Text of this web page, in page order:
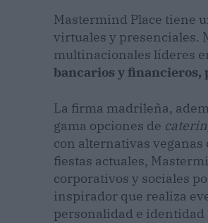
Mastermind Place tiene
virtuales y presenciales.
multinacionales líderes
bancarios y financieros,
La firma madrileña,
gama opciones de
con alternativas veganas
fiestas actuales,
corporativos y sociales
inspirador que realiza
personalidad e identidad